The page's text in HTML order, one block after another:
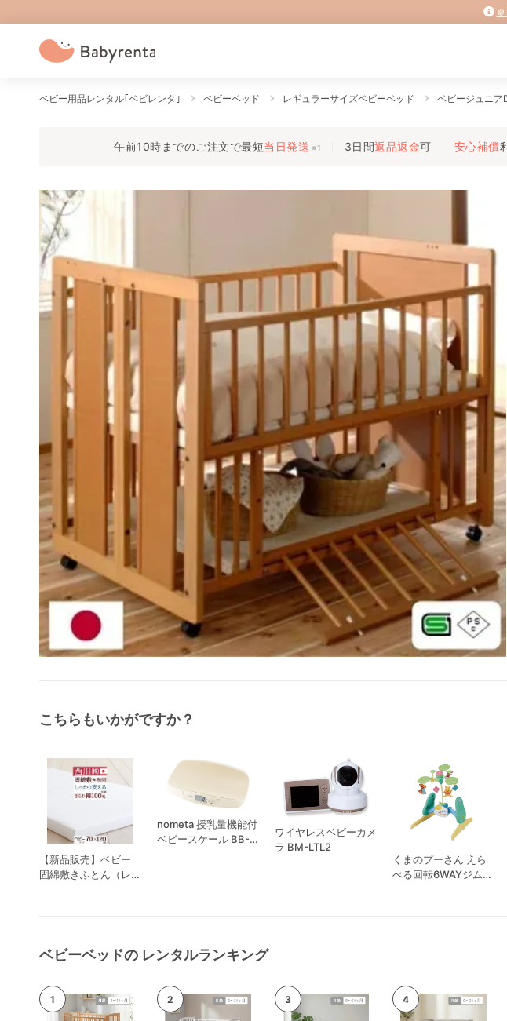
ベビー用品レンタル｢ベビレンタ｣ ベビーベッド レギュラーサイズベビーベッド ベビージュニア
午前10時までのご注文で最短当日発送 ※1 3日間返品返金可 安心補償
こちらもいかがですか？
【新品販売】ベビー
固綿敷きふとん（レギ
nometa 授乳量機能付
ベビースケール BB-
ワイヤレスベビーカメ
ラ BM-LTL2
くまのプーさん えら
べる回転6WAYジムに
ベビーベッドの レンタルランキング